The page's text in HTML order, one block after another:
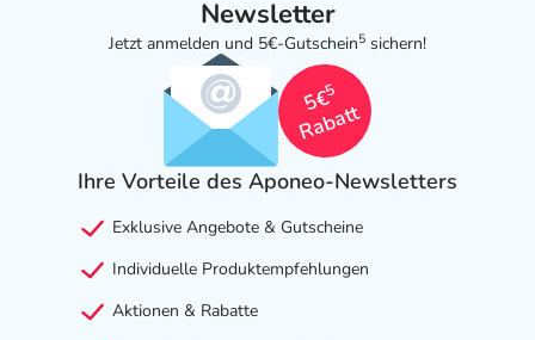
Newsletter
Jetzt anmelden und 5€-Gutschein5 sichern!
5€
5
Rabatt
Ihre Vorteile des Aponeo-Newsletters
Exklusive Angebote & Gutscheine
Individuelle Produktempfehlungen
Aktionen & Rabatte